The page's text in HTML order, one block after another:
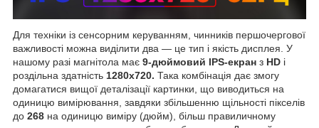
Для техніки із сенсорним керуванням, чинників першочергової
важливості можна виділити два — це тип і якість дисплея. У
нашому разі магнітола має 9-дюймовий IPS-екран з HD і
роздільна здатність 1280х720. Така комбінація дає змогу
домагатися вищої деталізації картинки, що виводиться на
одиницю вимірювання, завдяки збільшенню щільності пікселів
до 268 на одиницю виміру (дюйм), більш правиличному